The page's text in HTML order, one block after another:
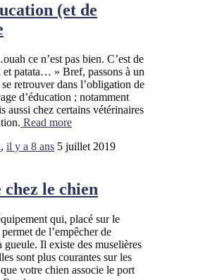
(et de
ce n’est pas bien. C’est de
et patata… » Bref, passons à un
retrouver dans l’obligation de
d’éducation ; notamment
aussi chez certains vétérinaires
Read more
, il y a 8 ans 5 juillet 2019
le chien
qui, placé sur le
de l’empêcher de
Il existe des muselières
sont plus courantes sur les
votre chien associe le port